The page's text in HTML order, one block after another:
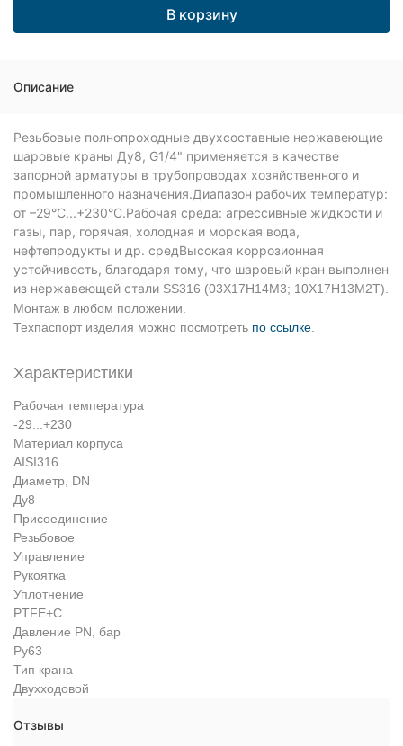
В корзину
Описание
Резьбовые полнопроходные двухсоставные нержавеющие
шаровые краны Ду8, G1/4" применяется в качестве
запорной арматуры в трубопроводах хозяйственного и
промышленного назначения.Диапазон рабочих температур:
от –29°C...+230°C.Рабочая среда: агрессивные жидкости и
газы, пар, горячая, холодная и морская вода,
нефтепродукты и др. средВысокая коррозионная
устойчивость, благодаря тому, что шаровый кран выполнен
из нержавеющей стали SS316 (03Х17Н14М3; 10Х17Н13М2Т).
Монтаж в любом положении.
Техпаспорт изделия можно посмотреть по ссылке
Характеристики
Рабочая температура
-29...+230
Материал корпуса
AISI316
Диаметр, DN
Ду8
Присоединение
Резьбовое
Управление
Рукоятка
Уплотнение
PTFE+C
Давление PN, бар
Ру63
Тип крана
Двухходовой
Отзывы